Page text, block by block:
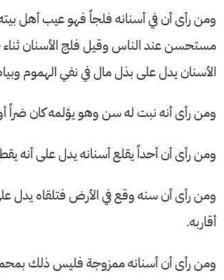
ومن رأى أن في أسنانه فلجاً فهو عيب أهل
مستحسن عند الناس وقيل فلج الأسنان
الأسنان يدل على بذل مال في نفي الهموم
ومن رأى أنه نبت له سن وهو يؤلمه كان ضراً أو
ومن رأى أن أحداً يقلع أسنانه يدل على أنه
ومن رأى أن سنه وقع في الأرض فتلقاه يدل
أقاربه.
ومن رأى أن أسنانه ممزوجة فليس ذلك